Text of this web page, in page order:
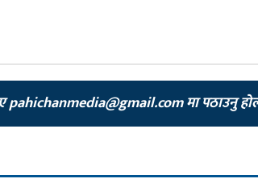
pahichanmedia@gmail.comमा पठाउनु